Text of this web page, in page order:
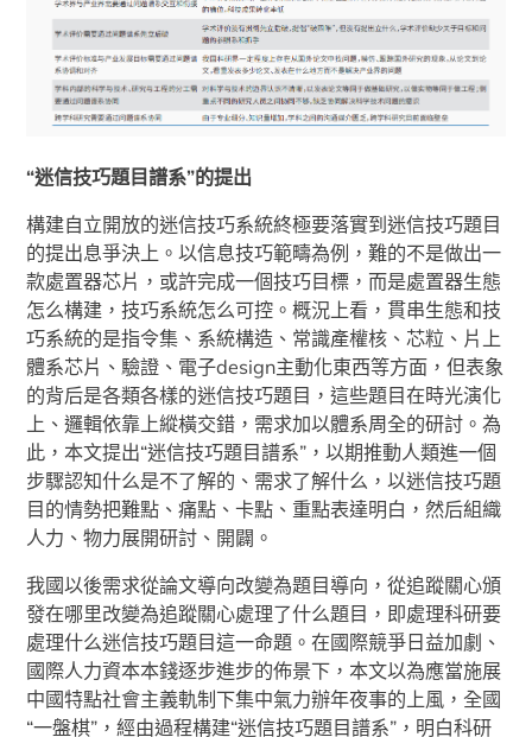
“迷信技巧題目譜系”的提出
構建自立開放的迷信技巧系統終極要落實到迷信技巧題目
的提出息爭決上。以信息技巧範疇為例，難的不是做出一
款處置器芯片，或許完成一個技巧目標，而是處置器生態
怎么構建，技巧系統怎么可控。概況上看，貫串生態和技
巧系統的是指令集、系統構造、常識產權核、芯粒、片上
體系芯片、驗證、電子design主動化東西等方面，但表象
的背后是各類各樣的迷信技巧題目，這些題目在時光演化
上、邏輯依靠上縱橫交錯，需求加以體系周全的研討。為
此，本文提出“迷信技巧題目譜系”，以期推動人類進一個
步驟認知什么是不了解的、需求了解什么，以迷信技巧題
目的情勢把難點、痛點、卡點、重點表達明白，然后組織
人力、物力展開研討、開闢。
我國以後需求從論文導向改變為題目導向，從追蹤關心頒
發在哪里改變為追蹤關心處理了什么題目，即處理科研要
處理什么迷信技巧題目這一命題。在國際競爭日益加劇、
國際人力資本本錢逐步進步的佈景下，本文以為應當施展
中國特點社會主義軌制下集中氣力辦年夜事的上風，全國
“一盤棋”，經由過程構建“迷信技巧題目譜系”，明白科研